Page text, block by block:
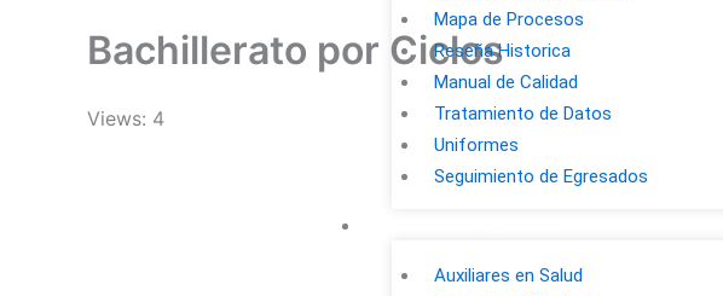
Mapa de Procesos
Reseña Historica
Manual de Calidad
Tratamiento de Datos
Uniformes
Seguimiento de Egresados
Auxiliares en Salud
Bachillerato por Ciclos
Views: 4